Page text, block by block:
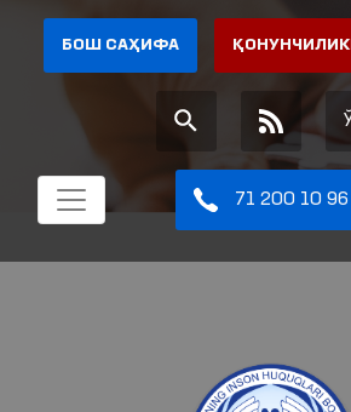
БОШ САҲИФА
71 200 10 96